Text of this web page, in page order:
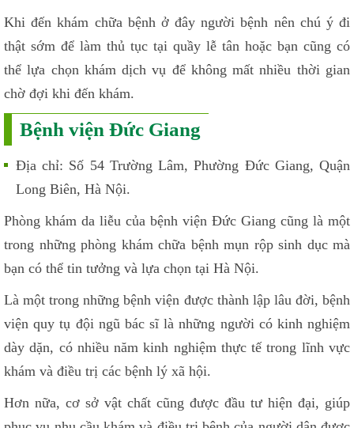
Khi đến khám chữa bệnh ở đây người bệnh nên chú ý đi
thật sớm để làm thủ tục tại quầy lễ tân hoặc bạn cũng có
thể lựa chọn khám dịch vụ để không mất nhiều thời gian
chờ đợi khi đến khám.
Bệnh viện Đức Giang
Địa chỉ: Số 54 Trường Lâm, Phường Đức Giang, Quận
Long Biên, Hà Nội.
Phòng khám da liễu của bệnh viện Đức Giang cũng là một
trong những phòng khám chữa bệnh mụn rộp sinh dục mà
bạn có thể tin tưởng và lựa chọn tại Hà Nội.
Là một trong những bệnh viện được thành lập lâu đời, bệnh
viện quy tụ đội ngũ bác sĩ là những người có kinh nghiệm
dày dặn, có nhiều năm kinh nghiệm thực tế trong lĩnh vực
khám và điều trị các bệnh lý xã hội.
Hơn nữa, cơ sở vật chất cũng được đầu tư hiện đại, giúp